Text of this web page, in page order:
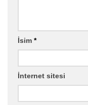
İsim *
İnternet sitesi